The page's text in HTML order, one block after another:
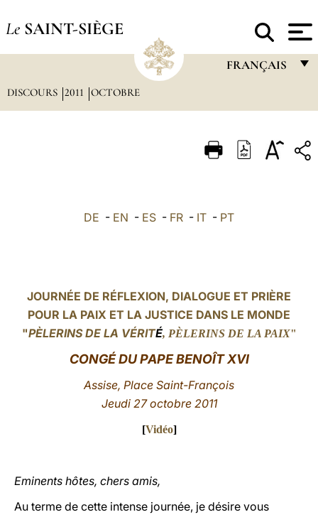
Le SAINT-SIÈGE
FRANÇAIS
ITALIANO
中文
LATINE
DISCOURS 2011 OCTOBRE
DE - EN - ES - FR - IT - PT
JOURNÉE DE RÉFLEXION, DIALOGUE ET PRIÈRE
POUR LA PAIX ET LA JUSTICE DANS LE MONDE
"PÈLERINS DE LA VÉRITÉ, PÈLERINS DE LA PAIX"
CONGÉDU PAPE BENOÎT XVI
Assise, Place Saint-François
Jeudi27 octobre 2011
[Vidéo]
Eminents hôtes, chers amis,
Au terme de cette intense journée, je désire vous